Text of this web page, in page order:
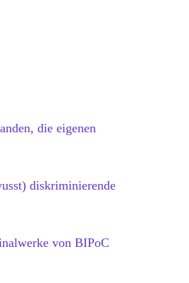
die eigenen
diskriminierende
von BIPoC